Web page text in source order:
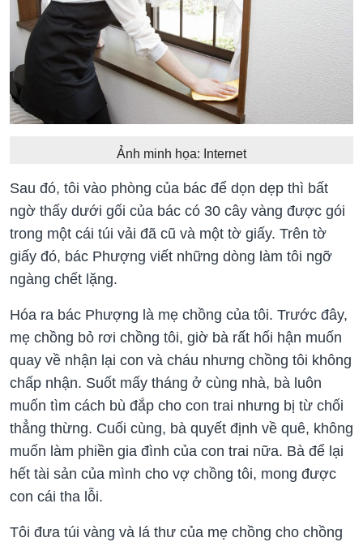
Ảnh minh họa: Internet
Sau đó, tôi vào phòng của bác để dọn dẹp thì bất
ngờ thấy dưới gối của bác có 30 cây vàng được gói
trong một cái túi vải đã cũ và một tờ giấy. Trên tờ
giấy đó, bác Phượng viết những dòng làm tôi ngỡ
ngàng chết lặng.
Hóa ra bác Phượng là mẹ chồng của tôi. Trước đây,
mẹ chồng bỏ rơi chồng tôi, giờ bà rất hối hận muốn
quay về nhận lại con và cháu nhưng chồng tôi không
chấp nhận. Suốt mấy tháng ở cùng nhà, bà luôn
muốn tìm cách bù đắp cho con trai nhưng bị từ chối
thẳng thừng. Cuối cùng, bà quyết định về quê, không
muốn làm phiền gia đình của con trai nữa. Bà để lại
hết tài sản của mình cho vợ chồng tôi, mong được
con cái tha lỗi.
Tôi đưa túi vàng và lá thư của mẹ chồng cho chồng